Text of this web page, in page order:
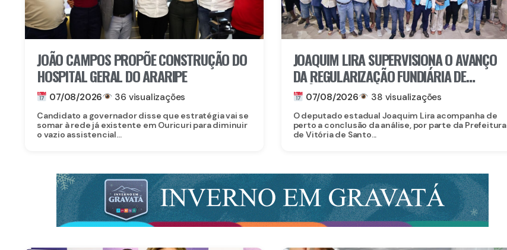
JOÃO CAMPOS PROPÕE CONSTRUÇÃO DO
HOSPITAL GERAL DO ARARIPE
07/08/2026 36 visualizações
Candidato a governador disse que estratégia vai se
somar à rede já existente em Ouricuri para diminuir
o vazio assistencial...
JOAQUIM LIRA SUPERVISIONA O AVANÇO
DA REGULARIZAÇÃO FUNDIÁRIA DE
IMÓVEIS EM VITÓRIA DE SANTO ANTÃO
07/08/2026 38 visualizações
O deputado estadual Joaquim Lira acompanha de
perto a conclusão da análise, por parte da Prefeitura
de Vitória de Santo...